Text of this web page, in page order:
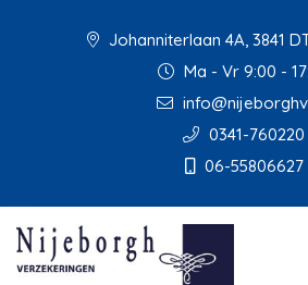
Johanniterlaan 4A, 3841
Ma - Vr 9:00 -
0341-760220
06-55806627